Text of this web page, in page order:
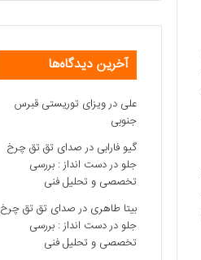
آخرین دیدگاه‌ها
علی درویزای توریستی قبرس
جنوبی
گیو فارابی درصدای تق تق چرخ
جلو در دست انداز : بررسی
تخصصی و تحلیل فنی
بیتا طاهری درصدای تق تق چرخ
جلو در دست انداز : بررسی
تخصصی و تحلیل فنی